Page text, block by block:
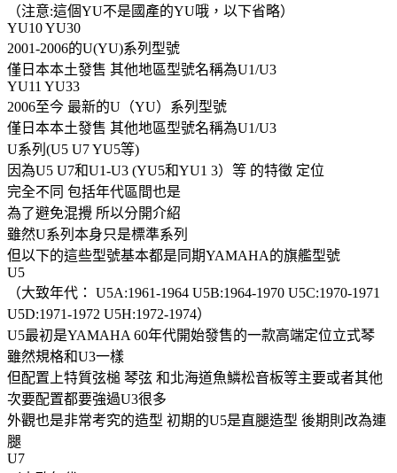
（注意:這個YU不是國產的YU哦，以下省略）
YU10 YU30
2001-2006的U(YU)系列型號
僅日本本土發售 其他地區型號名稱為U1/U3
YU11 YU33
2006至今 最新的U（YU）系列型號
僅日本本土發售 其他地區型號名稱為U1/U3
U系列(U5 U7 YU5等)
因為U5 U7和U1-U3 (YU5和YU1 3）等 的特徵 定位
完全不同 包括年代區間也是
為了避免混攪 所以分開介紹
雖然U系列本身只是標準系列
但以下的這些型號基本都是同期YAMAHA的旗艦型號
U5
（大致年代： U5A:1961-1964 U5B:1964-1970 U5C:1970-1971
U5D:1971-1972 U5H:1972-1974）
U5最初是YAMAHA 60年代開始發售的一款高端定位立式琴
雖然規格和U3一樣
但配置上特質弦槌 琴弦 和北海道魚鱗松音板等主要或者其他
次要配置都要強過U3很多
外觀也是非常考究的造型 初期的U5是直腿造型 後期則改為連
腿
U7